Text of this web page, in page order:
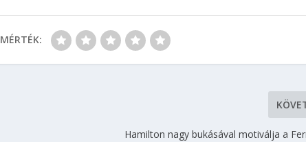
MÉRTÉK:
Hamilton nagy bukásával motiválja a